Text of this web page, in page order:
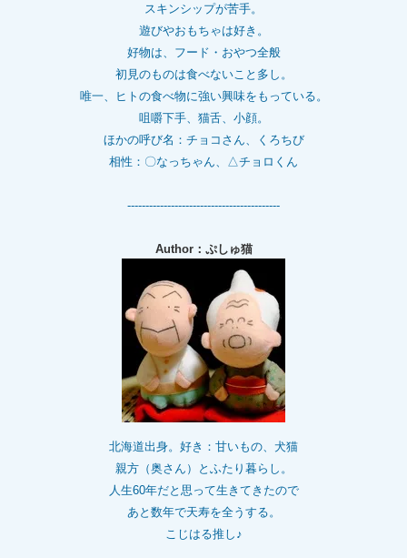
スキンシップが苦手。
遊びやおもちゃは好き。
好物は、フード・おやつ全般
初見のものは食べないこと多し。
唯一、ヒトの食べ物に強い興味をもっている。
咀嚼下手、猫舌、小顔。
ほかの呼び名：チョコさん、くろちび
相性：〇なっちゃん、△チョロくん
------------------------------------------
Author：ぷしゅ猫
北海道出身。好き：甘いもの、犬猫
親方（奥さん）とふたり暮らし。
人生60年だと思って生きてきたので
あと数年で天寿を全うする。
こじはる推し♪